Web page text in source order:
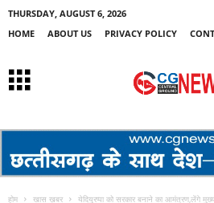
THURSDAY, AUGUST 6, 2026
HOME
ABOUT US PRIVACY POLICY
होम खास ख़बर येदियुरप्पा को सरकार बनाने का आमंत्रण,लेंगे